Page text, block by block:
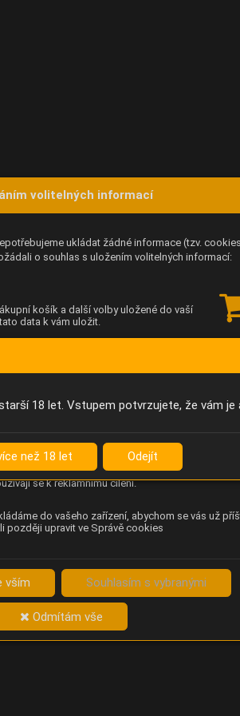
volitelných informací
ukládat žádné informace (tzv.
o souhlas s uložením volitelných informací:
košík a další volby uložené do vaší
data k vám uložit.
webu (pohyb kurzoru, kliknutí, procházení
e-shopu Betelné škopek pomáhá
Data zpracovává služba Contentsquare
se k reklamnímu cílení.
do vašeho zařízení, abychom se vás už
později upravit ve Správě cookies
vším Souhlasím s vybranými
Odmítám vše
18 let. Vstupem potvrzujete, že vám je
než 18 let Odejít